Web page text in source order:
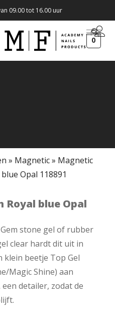
09.00 tot 16.00 uur
0
» Magnetic» Magnetic
Opal 118891
Royal blue Opal
stone gel of rubber
clear hardt dit uit in
klein beetje Top Gel
Magic Shine) aan
detailer, zodat de